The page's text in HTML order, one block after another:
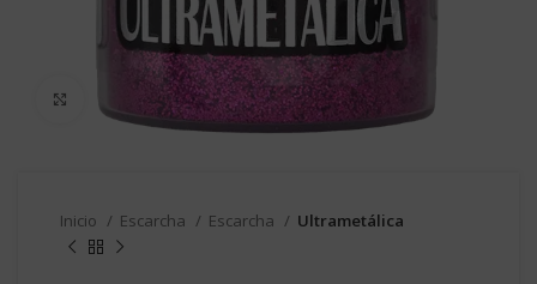
Clic para agrandar
Inicio Escarcha Escarcha Ultrametálica